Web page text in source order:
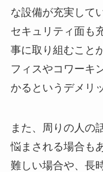
な設備が充実して
セキュリティ面も
事に取り組むこと
フィスやコワーキ
かるというデメリ
また、周りの人の
悩まされる場合も
難しい場合や、長